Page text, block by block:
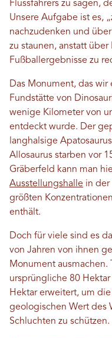
Flussfahrers zu sagen,
Unsere Aufgabe ist es,
nachzudenken und
zu staunen, anstatt über
Fußballergebnisse zu
Das Monument, das
Fundstätte von
wenige Kilometer von
entdeckt wurde. Der
langhalsige
Allosaurus starben vor
Gräberfeld kann man
Ausstellungshalle in der
größten
enthält.
Doch für viele sind es
von Jahren von ihnen
Monument ausmachen.
ursprüngliche 80
Hektar erweitert, um
geologischen Wert des
Schluchten zu schützen.